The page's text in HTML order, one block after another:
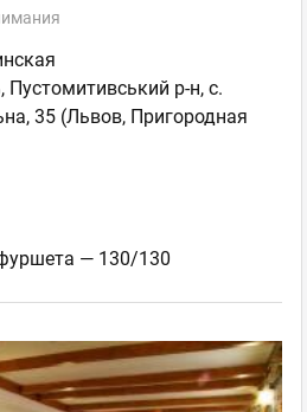
Пустомитивський р-н, с.
35 (Львов, Пригородная
— 130/130